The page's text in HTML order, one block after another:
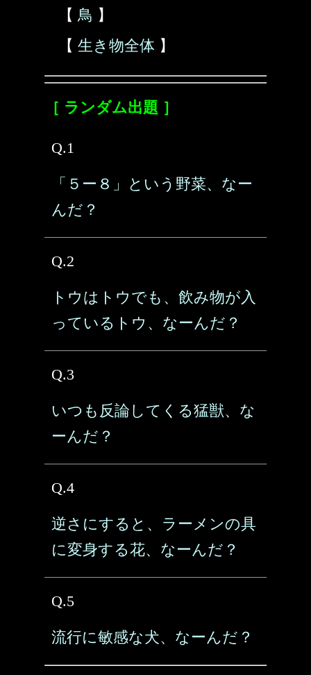
【 鳥 】
【 生き物全体 】
［ ランダム出題 ］
Q.1
「５ー８」という野菜、なー
んだ？
Q.2
トウはトウでも、飲み物が入
っているトウ、なーんだ？
Q.3
いつも反論してくる猛獣、な
ーんだ？
Q.4
逆さにすると、ラーメンの具
に変身する花、なーんだ？
Q.5
流行に敏感な犬、なーんだ？